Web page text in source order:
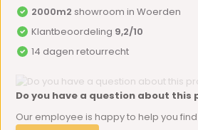
2000m2 showroom in Woerden
Klantbeoordeling 9,2/10
14 dagen retourrecht
Do you have a question about this
Our employee is happy to help you